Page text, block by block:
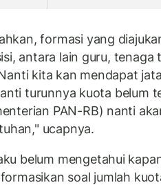
formasi yang
antara lain guru, tenaga
kita kan mendapat
turunnya kuota belum
PAN-RB) nanti
ucapnya.
belum mengetahui
soal jumlah